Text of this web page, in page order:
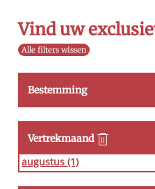
Vind uw
Alle filters wissen
Bestemming
Vertrekmaand
augustus(1)